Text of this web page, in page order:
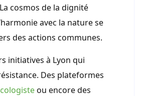
cosmos de la dignité
avec la nature se
des actions communes.
initiatives à Lyon qui
Des plateformes
ou encore des